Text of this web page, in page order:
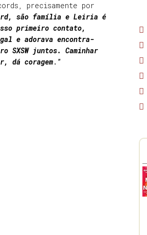
precisamente por
são família e Leiria é
primeiro contato,
e adorava encontra-
juntos. Caminhar
dá coragem.”